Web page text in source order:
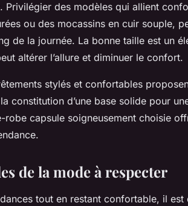
Privilégier des modèles qui allient
ou des mocassins en cuir souple,
de la journée. La bonne taille est un
altérer l’allure et diminuer le confort.
stylés et confortables
constitution d’une base solide pour
capsule soigneusement choisie
de la mode à respecter
tout en restant confortable, il est